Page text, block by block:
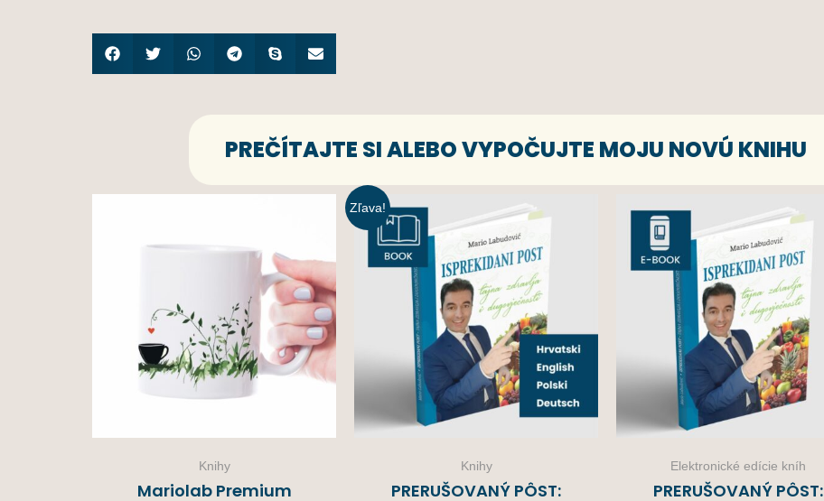
PREČÍTAJTE SI ALEBO VYPOČUJTE MOJU NOVÚ KNIHU
Knihy
Mariolab Premium
Zľava!
Knihy
PRERUŠOVANÝ PÔST:
Elektronické edície kníh
PRERUŠOVANÝ PÔST: